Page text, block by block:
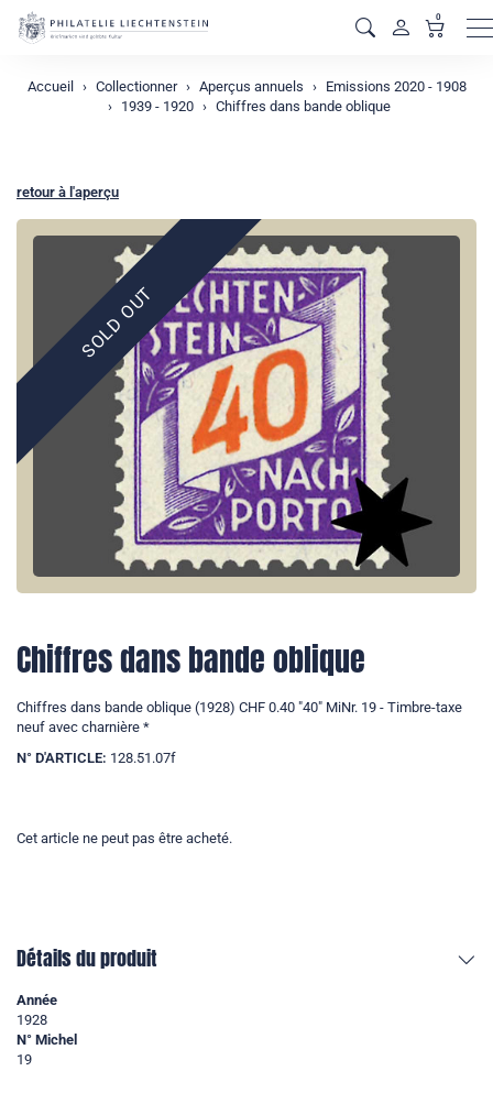
0
Accueil Collectionner Aperçus annuels
Emissions 2020 - 1908
1939 - 1920
Chiffres dans bande oblique
retour à l'aperçu
SOLD OUT
Chiffres dans bande oblique
Chiffres dans bande oblique (1928) CHF 0.40 "40" MiNr. 19 - Timbre-taxe
neuf avec charnière *
N° D'ARTICLE: 128.51.07f
Cet article ne peut pas être acheté.
Détails du produit
Année
1928
N° Michel
19